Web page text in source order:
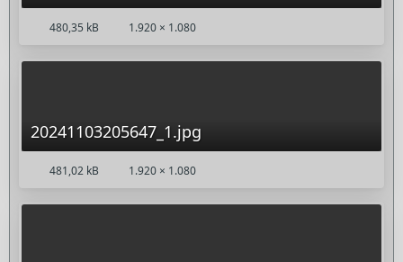
480,35 kB 1.920 × 1.080
20241103205647_1.jpg
481,02 kB 1.920 × 1.080